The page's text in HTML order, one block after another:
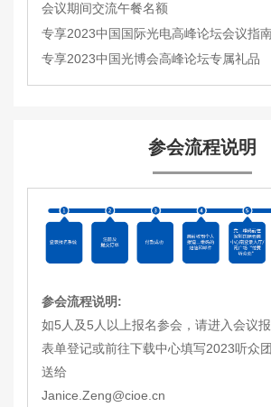
会议期间交流午餐名额
专享2023中国国际光电高峰论坛会议指
专享2023中国光博会高峰论坛专属礼品
参会流程说明
参会流程说明:
如5人及5人以上报名参会，请进入会议
表单登记或前往下载中心填写2023听众
送给
Janice.Zeng@cioe.cn